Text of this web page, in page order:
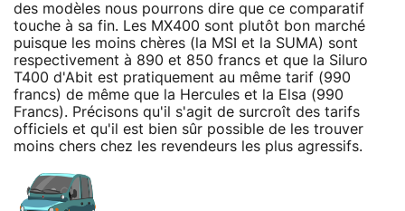
des modèles nous pourrons dire que ce comparatif
touche à sa fin. Les MX400 sont plutôt bon marché
puisque les moins chères (la MSI et la SUMA) sont
respectivement à 890 et 850 francs et que la Siluro
T400 d'Abit est pratiquement au même tarif (990
francs) de même que la Hercules et la Elsa (990
Francs). Précisons qu'il s'agit de surcroît des tarifs
officiels et qu'il est bien sûr possible de les trouver
moins chers chez les revendeurs les plus agressifs.